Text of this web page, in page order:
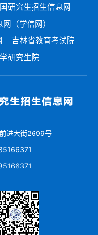
研究生招生信息网
（学信网）
吉林省教育考试院
研究生院
进大街2699号